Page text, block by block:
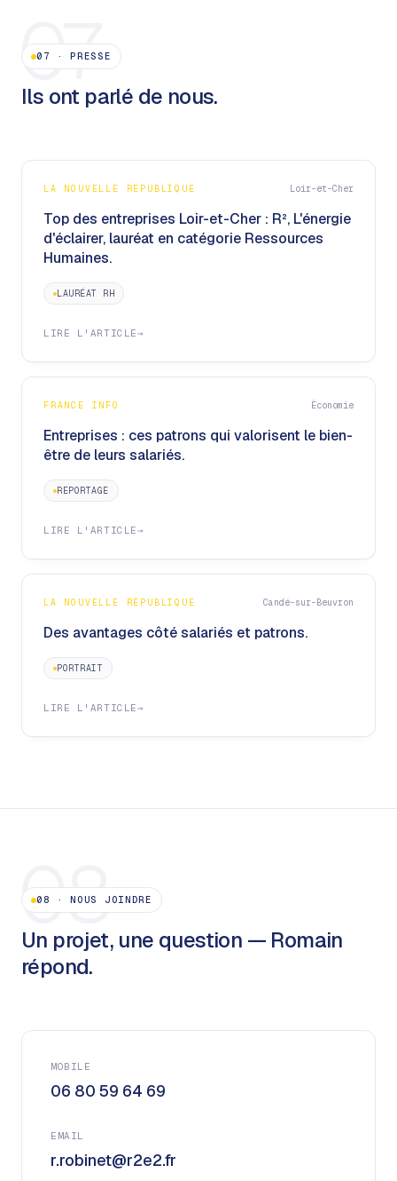
07
07 ·PRESSE
Ils ont parlé de nous.
LA NOUVELLE RÉPUBLIQUE Loir-et-Cher
Top des entreprises Loir-et-Cher : R², L'énergie
d'éclairer, lauréat en catégorie Ressources
Humaines.
LAURÉAT RH
LIRE L'ARTICLE→
FRANCE INFO Économie
Entreprises : ces patrons qui valorisent le bien-
être de leurs salariés.
REPORTAGE
LIRE L'ARTICLE→
LA NOUVELLE RÉPUBLIQUE Candé-sur-Beuvron
Des avantages côté salariés et patrons.
PORTRAIT
LIRE L'ARTICLE→
08
08 ·NOUS JOINDRE
Un projet, une question — Romain
répond.
MOBILE
06 80 59 64 69
EMAIL
r.robinet@r2e2.fr